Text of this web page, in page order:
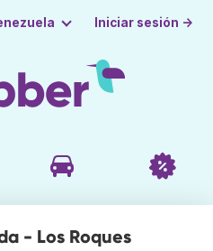
Iniciar sesión →
- Los Roques